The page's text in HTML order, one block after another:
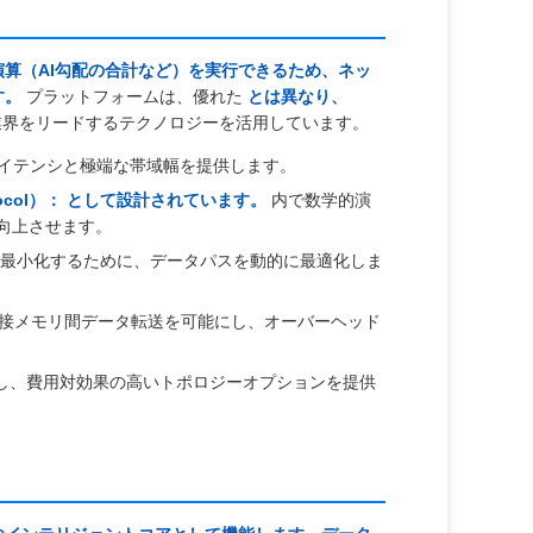
（AI勾配の合計など）を実行できるため、ネッ
プラットフォームは、優れた とは異なり、
をリードするテクノロジーを活用しています。
ンシと極端な帯域幅を提供します。
）：
として設計されています。
内で数学的演
させます。
小化するために、データパスを動的に最適化しま
メモリ間データ転送を可能にし、オーバーヘッド
費用対効果の高いトポロジーオプションを提供